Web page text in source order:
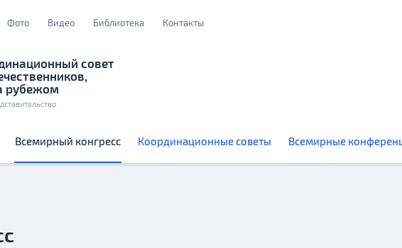
Фото Видео Библиотека Контакты
совет
рубежом
Всемирный конгресс Координационные советы Всемирные